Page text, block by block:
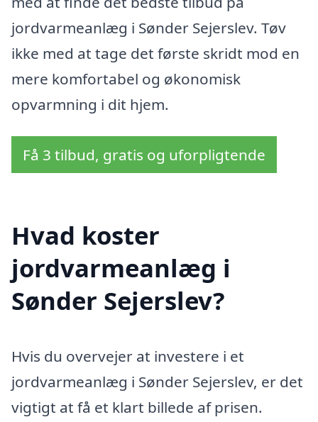
jordvarmeanlæg i Sønder Sejerslev. Tøv
ikke med at tage det første skridt mod en
mere komfortabel og økonomisk
opvarmning i dit hjem.
Få 3 tilbud, gratis og uforpligtende
Hvad koster
jordvarmeanlæg i
Sønder Sejerslev?
Hvis du overvejer at investere i et
jordvarmeanlæg i Sønder Sejerslev, er det
vigtigt at få et klart billede af prisen.